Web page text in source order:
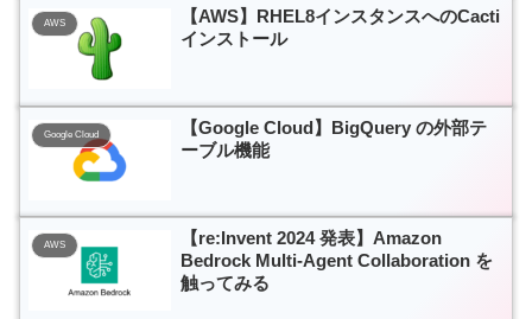
AWS
【AWS】RHEL8インスタンスへのCacti
インストール
Google Cloud
【Google Cloud】BigQuery の外部テ
ーブル機能
AWS
【re:Invent 2024 発表】Amazon
Bedrock Multi-Agent Collaboration を
触ってみる